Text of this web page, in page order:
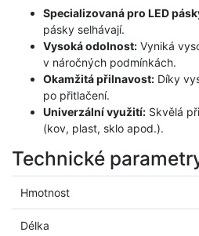
Specializovaná pro LED
pásky selhávají.
Vysoká odolnost: Vyniká
v náročných podmínkách.
Okamžitá přilnavost: Díky
po přitlačení.
Univerzální využití: Skvělá
(kov, plast, sklo apod.).
Technické
Hmotnost
Délka